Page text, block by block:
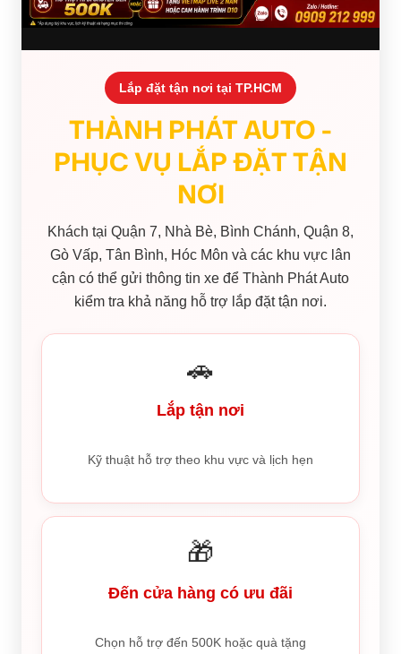
Lắp đặt tận nơi tại TP.HCM
THÀNH PHÁT AUTO -
PHỤC VỤ LẮP ĐẶT TẬN
NƠI
Khách tại Quận 7, Nhà Bè, Bình Chánh, Quận 8,
Gò Vấp, Tân Bình, Hóc Môn và các khu vực lân
cận có thể gửi thông tin xe để Thành Phát Auto
kiểm tra khả năng hỗ trợ lắp đặt tận nơi.
🚗
Lắp tận nơi
Kỹ thuật hỗ trợ theo khu vực và lịch hẹn
🎁
Đến cửa hàng có ưu đãi
Chọn hỗ trợ đến 500K hoặc quà tặng